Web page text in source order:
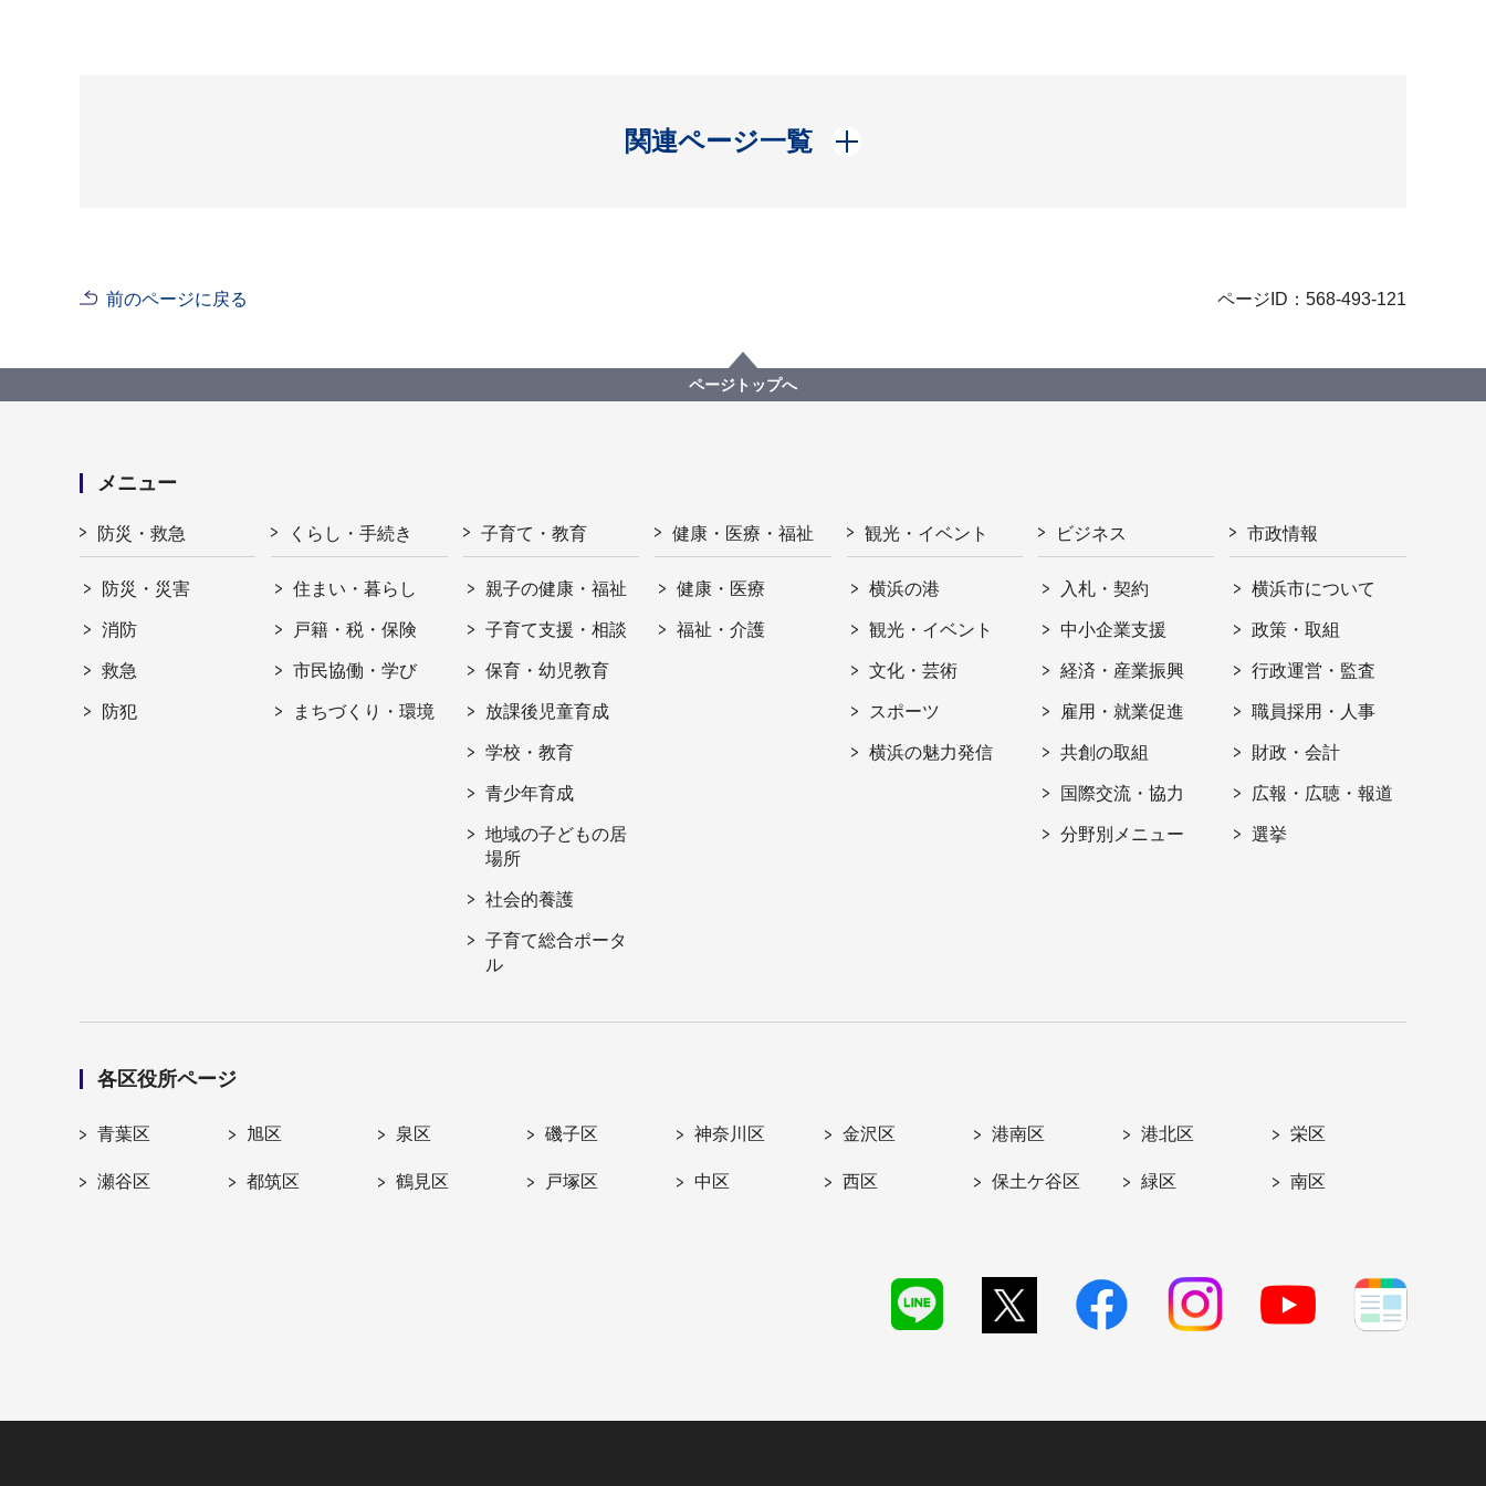
関連ページ一覧
開く
前のページに戻る ページID：568-493-121
ページトップへ
メニュー
防災・救急
防災・災害
消防
救急
防犯
くらし・手続き
住まい・暮らし
戸籍・税・保険
市民協働・学び
まちづくり・環境
子育て・教育
親子の健康・福祉
子育て支援・相談
保育・幼児教育
放課後児童育成
学校・教育
青少年育成
地域の子どもの居
場所
社会的養護
子育て総合ポータ
ル
健康・医療・福祉
健康・医療
福祉・介護
観光・イベント
横浜の港
観光・イベント
文化・芸術
スポーツ
横浜の魅力発信
ビジネス
入札・契約
中小企業支援
経済・産業振興
雇用・就業促進
共創の取組
国際交流・協力
分野別メニュー
市政情報
横浜市について
政策・取組
行政運営・監査
職員採用・人事
財政・会計
広報・広聴・報道
選挙
各区役所ページ
青葉区 旭区 泉区 磯子区 神奈川区 金沢区 港南区 港北区 栄区
瀬谷区 都筑区 鶴見区 戸塚区 中区 西区 保土ケ谷区 緑区 南区